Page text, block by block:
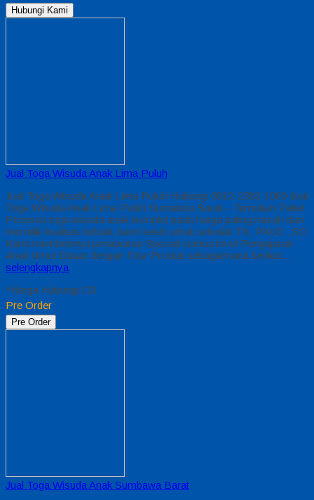
Hubungi Kami
Jual Toga Wisuda Anak Lima Puluh
Jual Toga Wisuda Anak Lima Puluh Hubungi 0812-2282-1060 Jual
Toga Wisuda Anak Lima Puluh Sumatera Barat – Temukan Paket
Promosi toga wisuda anak komplet pada harga paling murah dan
memiliki kualitas terbaik, kami kasih untuk sekolah TK, PAUD , SD
Kami memberinya penawaran Special semua level Pengajaran
Anak Umur Dasar dengan Fitur Produk sebagaimana berikut…
selengkapnya
*Harga Hubungi CS
Pre Order
Pre Order
Jual Toga Wisuda Anak Sumbawa Barat